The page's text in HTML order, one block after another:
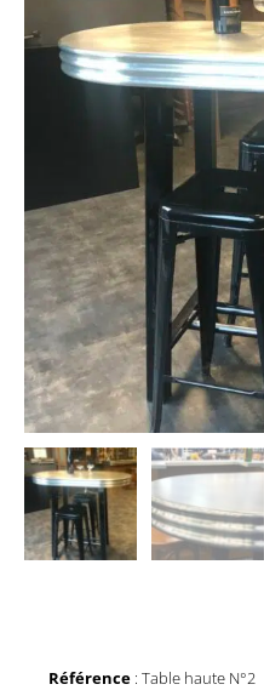
Référence : Table haute N°2